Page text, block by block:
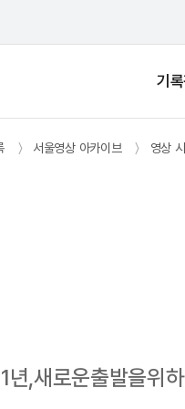
기
〉 서울영상 아카이브 〉 영상
년,새로운출발을위